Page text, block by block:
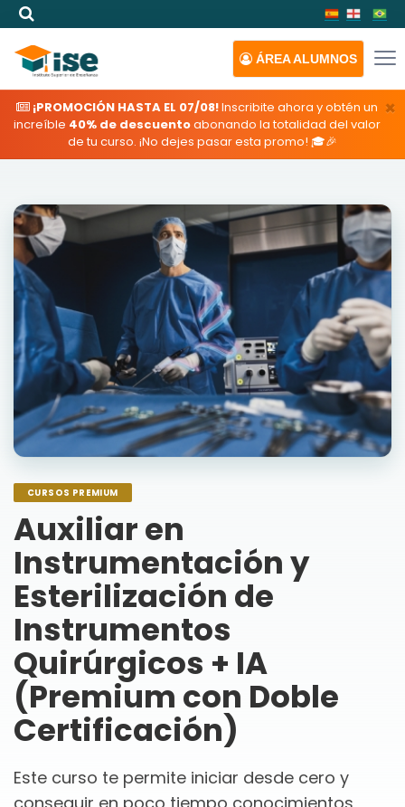
ÁREAALUMNOS
×
¡PROMOCIÓN HASTA EL 07/08!Inscribite ahora y obtén un
increíble 40% de descuentoabonando la totalidad del valor
de tu curso. ¡No dejes pasar esta promo! 🎓🎉
CURSOS PREMIUM
Auxiliar en
Instrumentación y
Esterilización de
Instrumentos
Quirúrgicos + IA
(Premium con Doble
Certificación)
Este curso te permite iniciar desde cero y